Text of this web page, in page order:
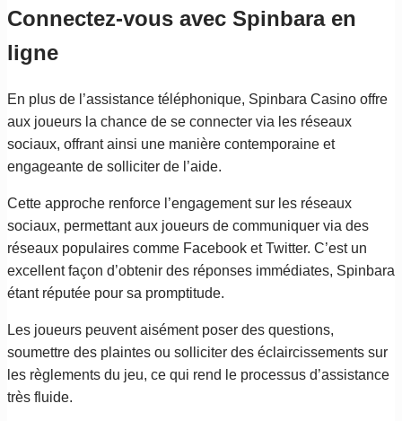
Connectez-vous avec Spinbara en
ligne
En plus de l’assistance téléphonique, Spinbara Casino offre
aux joueurs la chance de se connecter via les réseaux
sociaux, offrant ainsi une manière contemporaine et
engageante de solliciter de l’aide.
Cette approche renforce l’engagement sur les réseaux
sociaux, permettant aux joueurs de communiquer via des
réseaux populaires comme Facebook et Twitter. C’est un
excellent façon d’obtenir des réponses immédiates, Spinbara
étant réputée pour sa promptitude.
Les joueurs peuvent aisément poser des questions,
soumettre des plaintes ou solliciter des éclaircissements sur
les règlements du jeu, ce qui rend le processus d’assistance
très fluide.